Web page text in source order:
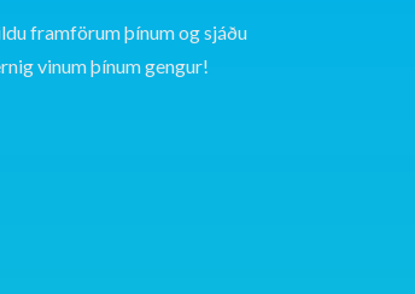
framförum þínum og sjáðu
vinum þínum gengur!